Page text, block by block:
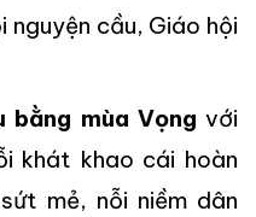
nguyện cầu, Giáo hội
bằng mùa Vọng với
khát khao cái hoàn
mẻ, nỗi niềm dân